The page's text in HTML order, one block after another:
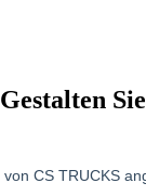
Gestalten
von CS TRUCKS